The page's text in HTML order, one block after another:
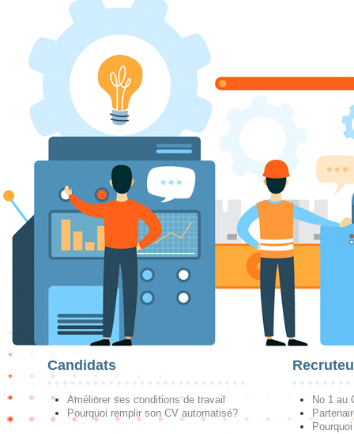
Candidats
Améliorer ses conditions de travail
Pourquoi remplir son CV automatisé?
No 1 au